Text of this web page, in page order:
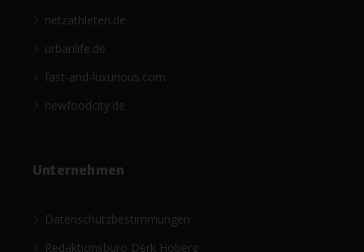
netzathleten.de
urbanlife.de
fast-and-luxurious.com
newfoodcity.de
Unternehmen
Datenschutzbestimmungen
Redaktionsbüro Derk Hoberg